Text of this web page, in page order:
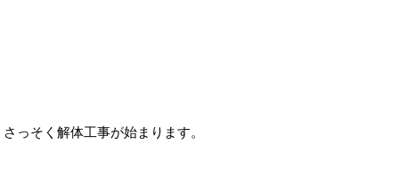
さっそく解体工事が始まります。